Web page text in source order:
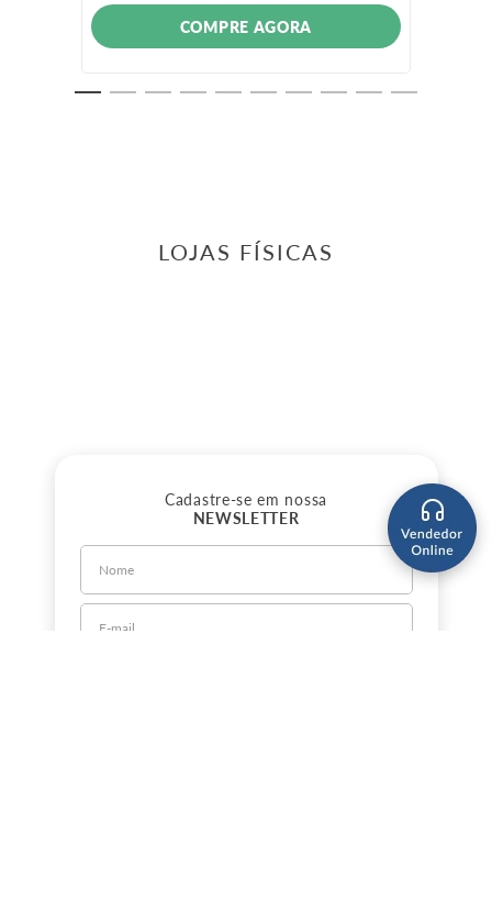
COMPRE AGORA
LOJAS FÍSICAS
Cadastre-se em nossa
NEWSLETTER